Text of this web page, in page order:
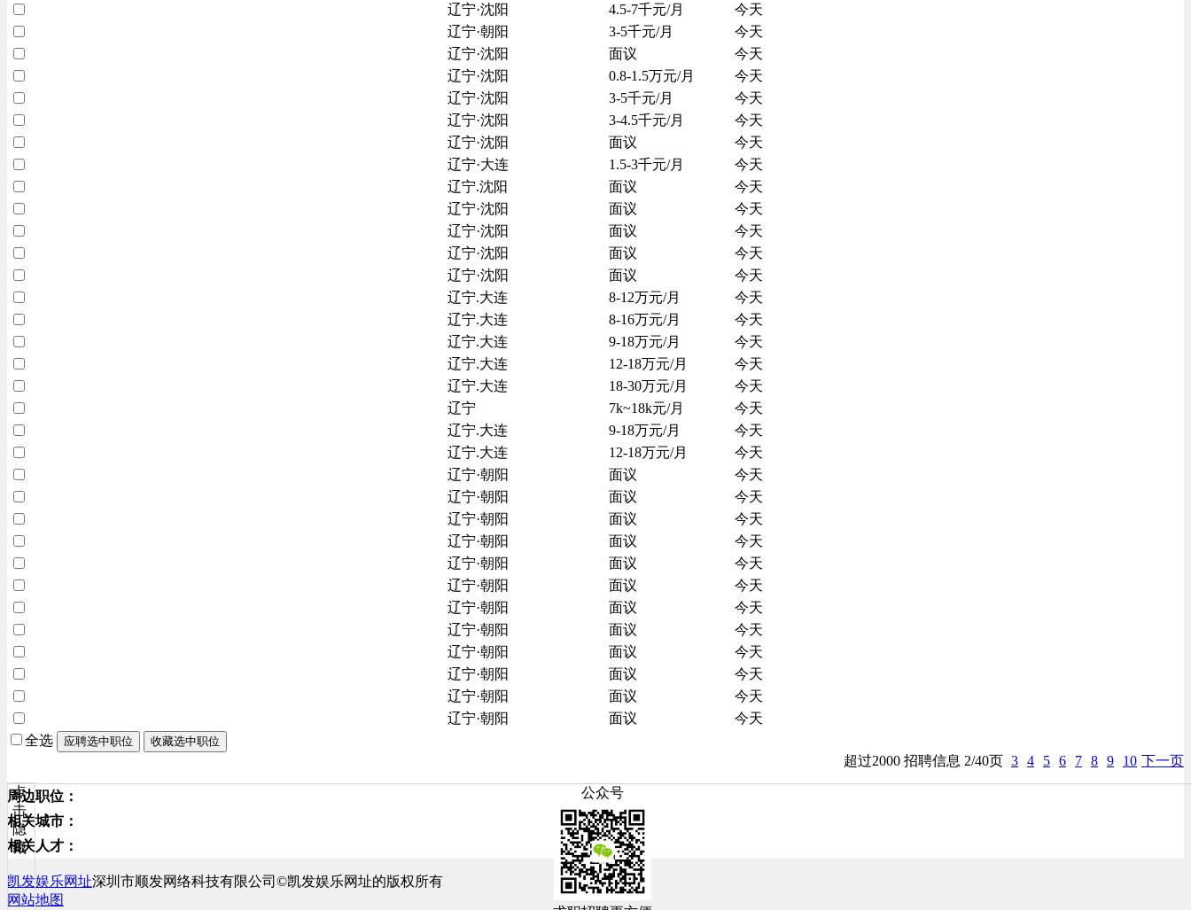
辽宁·沈阳
4.5-7千元/月
今天
辽宁·朝阳
3-5千元/月
今天
辽宁·沈阳
面议
今天
辽宁·沈阳
0.8-1.5万元/月
今天
辽宁·沈阳
3-5千元/月
今天
辽宁·沈阳
3-4.5千元/月
今天
辽宁·沈阳
面议
今天
辽宁·大连
1.5-3千元/月
今天
辽宁.沈阳
面议
今天
辽宁·沈阳
面议
今天
辽宁·沈阳
面议
今天
辽宁·沈阳
面议
今天
辽宁·沈阳
面议
今天
辽宁.大连
8-12万元/月
今天
辽宁.大连
8-16万元/月
今天
辽宁.大连
9-18万元/月
今天
辽宁.大连
12-18万元/月
今天
辽宁.大连
18-30万元/月
今天
辽宁
7k~18k元/月
今天
辽宁.大连
9-18万元/月
今天
辽宁.大连
12-18万元/月
今天
辽宁·朝阳
面议
今天
辽宁·朝阳
面议
今天
辽宁·朝阳
面议
今天
辽宁·朝阳
面议
今天
辽宁·朝阳
面议
今天
辽宁·朝阳
面议
今天
辽宁·朝阳
面议
今天
辽宁·朝阳
面议
今天
辽宁·朝阳
面议
今天
辽宁·朝阳
面议
今天
辽宁·朝阳
面议
今天
辽宁·朝阳
面议
今天
全选
应聘选中职位 收藏选中职位
超过2000 招聘信息 2/40页 3 4 5 6 7 8 9 10 下一页
周边职位：
相关城市：
相关人才：
凯发娱乐网址深圳市顺发网络科技有限公司©凯发娱乐网址的版权所有
点
击
隐
藏
公众号
网站地图